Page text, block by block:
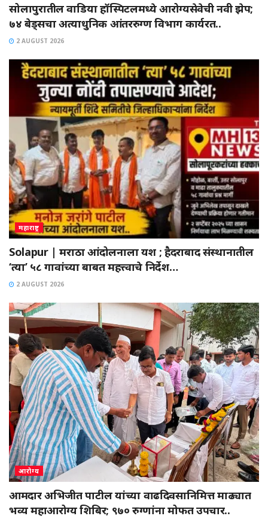
सोलापुरातील वाडिया हॉस्पिटलमध्ये आरोग्यसेवेची नवी झेप;
७४ बेड्सचा अत्याधुनिक आंतररुग्ण विभाग कार्यरत..
2 AUGUST 2026
महाराष्ट्र
Solapur | मराठा आंदोलनाला यश ; हैदराबाद संस्थानातील
‘त्या’ ५८ गावांच्या बाबत महत्त्वाचे निर्देश…
2 AUGUST 2026
आरोग्य
आमदार अभिजीत पाटील यांच्या वाढदिवसानिमित्त माढ्यात
भव्य महाआरोग्य शिबिर; ९७० रुग्णांना मोफत उपचार..